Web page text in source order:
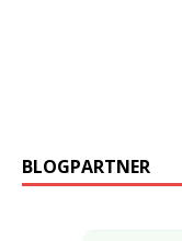
BLOGPARTNER